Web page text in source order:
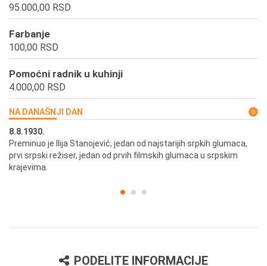
95.000,00 RSD
Farbanje
100,00 RSD
Pomoćni radnik u kuhinji
4.000,00 RSD
NA DANAŠNJI DAN
8.8.1930.
Preminuo je Ilija Stanojević, jedan od najstarijih srpkih glumaca,
prvi srpski režiser, jedan od prvih filmskih glumaca u srpskim
krajevima.
PODELITE INFORMACIJE